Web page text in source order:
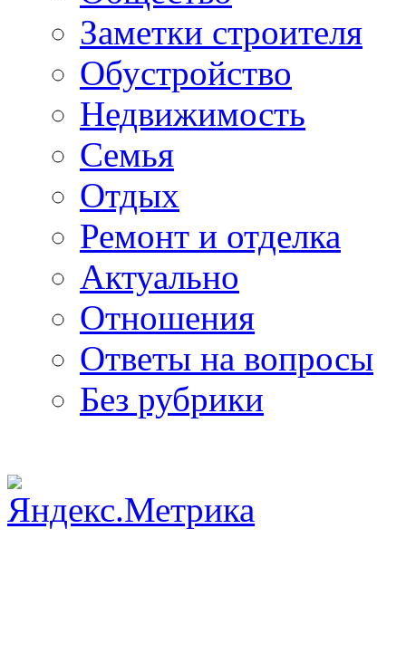
Заметки строителя
Обустройство
Недвижимость
Семья
Отдых
Ремонт и отделка
Актуально
Отношения
Ответы на вопросы
Без рубрики